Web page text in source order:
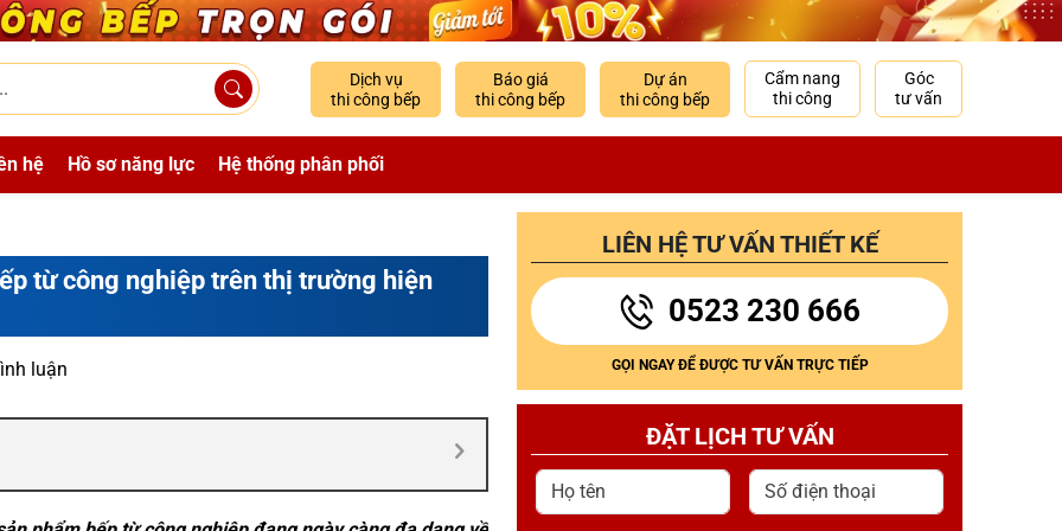
Dịch vụ
thi công bếp
Báo giá
thi công bếp
Dự án
thi công bếp
Cẩm nang
thi công
Góc
tư vấn
hệ Hồ sơ năng lực Hệ thống phân phối
từ công nghiệp trên thị trường hiện
luận
LIÊN HỆ TƯ VẤN THIẾT KẾ
0523 230 666
GỌI NGAY ĐỂ ĐƯỢC TƯ VẤN TRỰC TIẾP
ĐẶT LỊCH TƯ VẤN
Họ tên Số điện thoại